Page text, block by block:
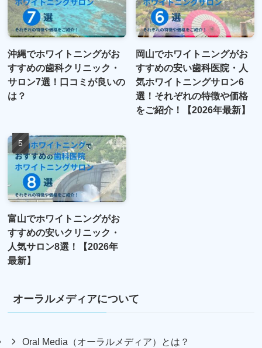
沖縄でホワイトニングがお
すすめの歯科クリニック・
サロン7選！口コミが良いの
は？
岡山でホワイトニングがお
すすめの安い歯科医院・人
気ホワイトニングサロン6
選！それぞれの特徴や価格
をご紹介！【2026年最新】
富山でホワイトニングがお
すすめの安いクリニック・
人気サロン8選！【2026年
最新】
オーラルメディアについて
Oral Media（オーラルメディア）とは？